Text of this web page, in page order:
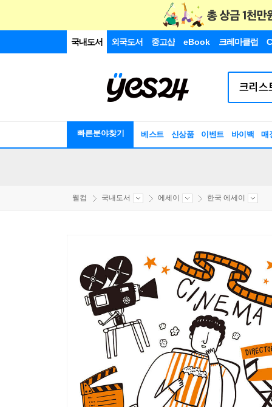
국내도서 외국도서 중고샵 eBook 크레마클럽
빠른분야찾기 베스트 신상품 이벤트 바이백 매
웰컴 국내도서 에세이 한국 에세이